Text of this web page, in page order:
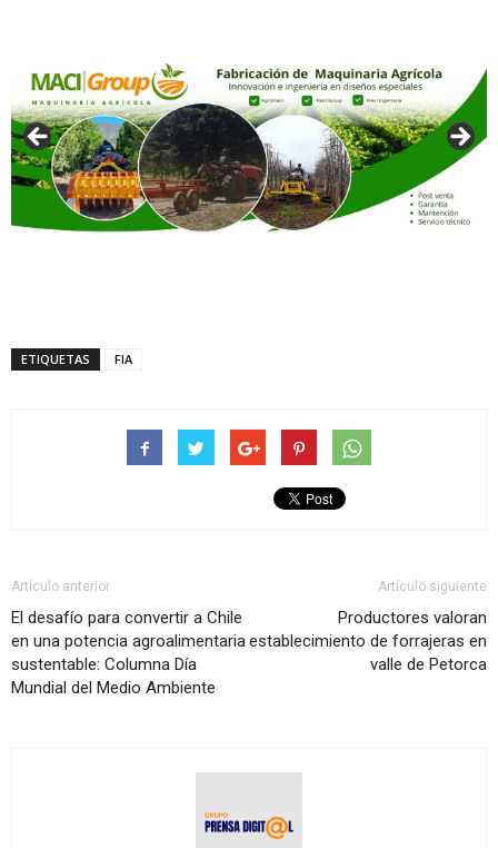
ETIQUETAS FIA
Artículo anterior
El desafío para convertir a Chile
en una potencia agroalimentaria
sustentable: Columna Día
Mundial del Medio Ambiente
Artículo siguiente
Productores valoran
establecimiento de forrajeras en
valle de Petorca